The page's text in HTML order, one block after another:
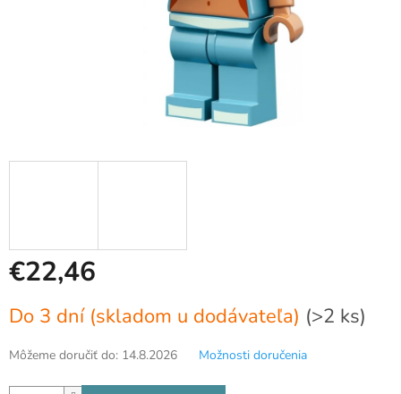
€22,46
cena:
Do 3 dní (skladom u dodávateľa) (>2 ks)
Môžeme doručiť do: 14.8.2026 Možnosti doručenia